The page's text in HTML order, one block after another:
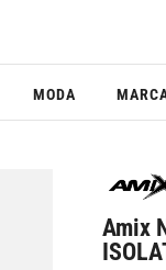
MODA
Amix